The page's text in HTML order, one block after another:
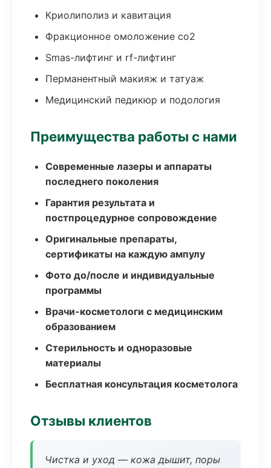
Криолиполиз и кавитация
Фракционное омоложение co2
Smas-лифтинг и rf-лифтинг
Перманентный макияж и татуаж
Медицинский педикюр и подология
Преимущества работы с нами
Современные лазеры и аппараты
последнего поколения
Гарантия результата и
постпроцедурное сопровождение
Оригинальные препараты,
сертификаты на каждую ампулу
Фото до/после и индивидуальные
программы
Врачи-косметологи с медицинским
образованием
Стерильность и одноразовые
материалы
Бесплатная консультация косметолога
Отзывы клиентов
Чистка и уход — кожа дышит, поры